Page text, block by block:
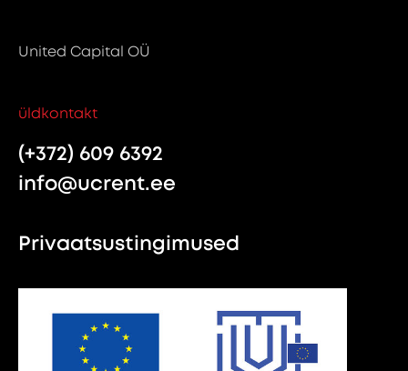
United Capital OÜ
üldkontakt
(+372) 609 6392
info@ucrent.ee
Privaatsustingimused